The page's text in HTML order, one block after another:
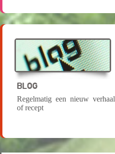
BLOG
Regelmatig een nieuw verhaal
of recept